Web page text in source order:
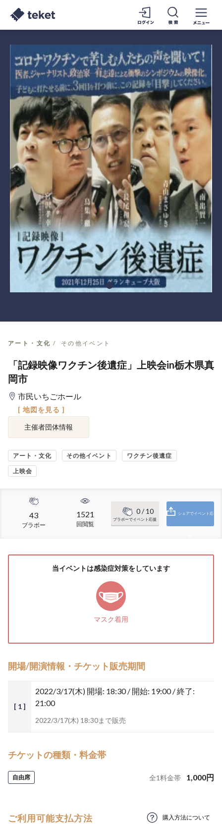
アート・文化 その他イベント
「記録映像ワクチン後遺症」上映会in栃木県真
岡市
市民いちごホール
[ 地図を見る ]
主催者団体情報
アート・文化 その他イベント ワクチン後遺症
上映会
43
ブラボー
1521
回閲覧
0/ 10
ブラボーでイベント応援
シェアでイベント応
当イベントは感染症対策をしています
マスク着用
開場/開演情報・チケット販売期間
[ 1 ]
2022/3/17(木) 開場: 18:30 / 開始: 19:00 / 終了:
21:00
2022/3/17(木) 18:30まで販売
チケットの種類・料金帯
自由席 全1料金帯 1,000円
ご利用可能支払方法 購入方法について